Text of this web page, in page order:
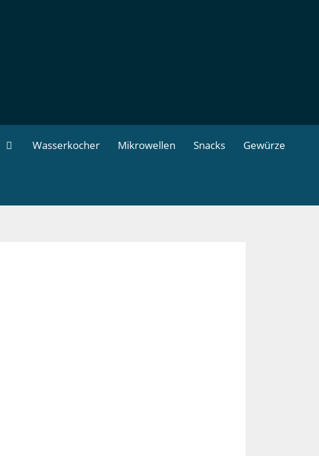
Wasserkocher Mikrowellen Snacks Gewürze